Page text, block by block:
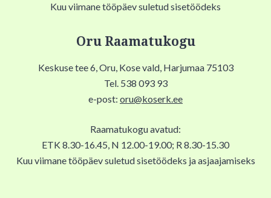
Kuu viimane tööpäev suletud sisetöödeks
Oru Raamatukogu
Keskuse tee 6, Oru, Kose vald, Harjumaa 75103
Tel. 538 093 93
e-post: oru@koserk.ee
Raamatukogu avatud:
ETK 8.30-16.45, N 12.00-19.00; R 8.30-15.30
Kuu viimane tööpäev suletud sisetöödeks ja asjaajamiseks